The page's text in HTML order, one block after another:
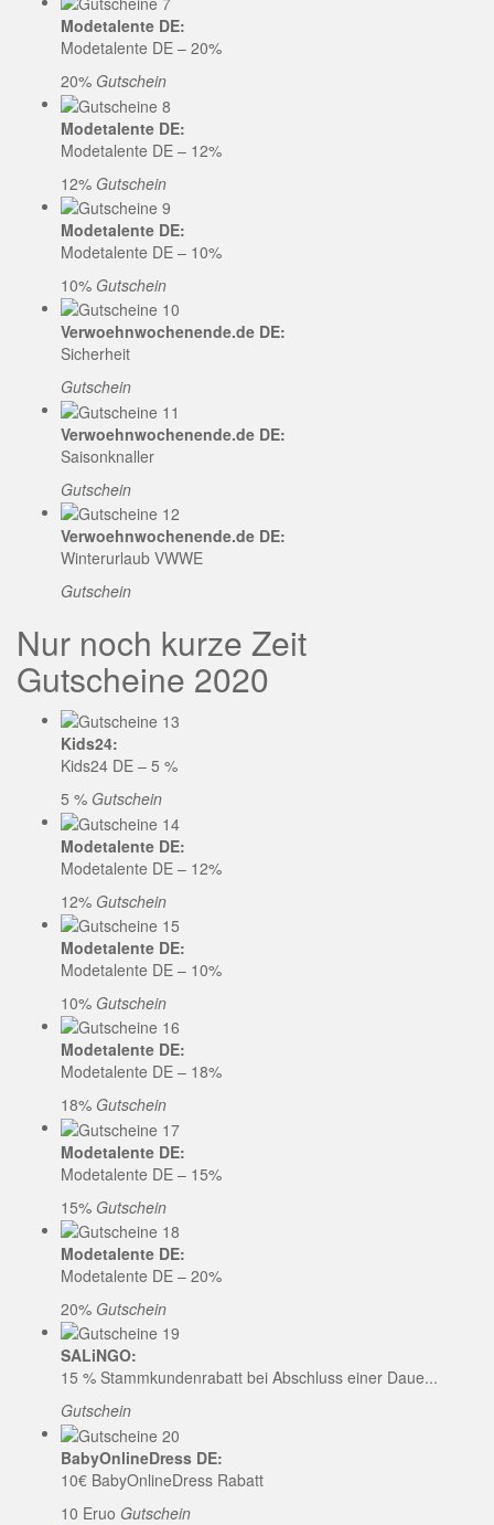
Modetalente DE:
Modetalente DE – 20%
20% Gutschein
Modetalente DE:
Modetalente DE – 12%
12% Gutschein
Modetalente DE:
Modetalente DE – 10%
10% Gutschein
Verwoehnwochenende.de DE:
Sicherheit
Gutschein
Verwoehnwochenende.de DE:
Saisonknaller
Gutschein
Verwoehnwochenende.de DE:
Winterurlaub VWWE
Gutschein
Nur noch kurze Zeit
Gutscheine 2020
Kids24:
Kids24 DE – 5 %
5 % Gutschein
Modetalente DE:
Modetalente DE – 12%
12% Gutschein
Modetalente DE:
Modetalente DE – 10%
10% Gutschein
Modetalente DE:
Modetalente DE – 18%
18% Gutschein
Modetalente DE:
Modetalente DE – 15%
15% Gutschein
Modetalente DE:
Modetalente DE – 20%
20% Gutschein
SALiNGO:
15 % Stammkundenrabatt bei Abschluss einer Daue...
Gutschein
BabyOnlineDress DE:
10€ BabyOnlineDress Rabatt
10 Eruo Gutschein